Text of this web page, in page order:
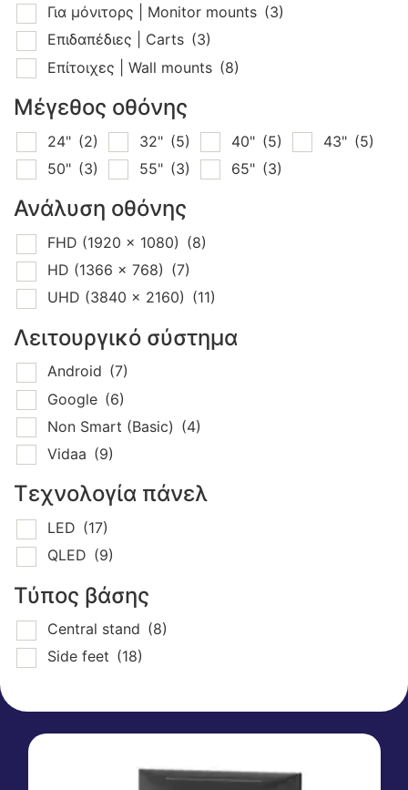
Για μόνιτορς | Monitor mounts (3)
Επιδαπέδιες | Carts (3)
Επίτοιχες | Wall mounts (8)
Μέγεθος οθόνης
24" (2) 32" (5) 40" (5) 43" (5)
50" (3) 55" (3) 65" (3)
Ανάλυση οθόνης
FHD (1920 x 1080) (8)
HD (1366 x 768) (7)
UHD (3840 x 2160) (11)
Λειτουργικό σύστημα
Android (7)
Google (6)
Non Smart (Basic) (4)
Vidaa (9)
Τεχνολογία πάνελ
LED (17)
QLED (9)
Τύπος βάσης
Central stand (8)
Side feet (18)